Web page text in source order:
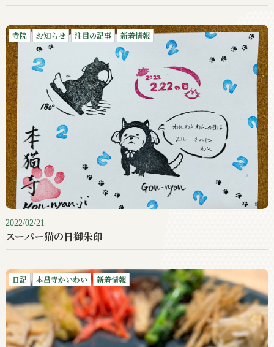
寺院 お知らせ 注目の記事 新着情報
2022/02/21
スーパー猫の日御朱印
日記 本昌寺かいわい 新着情報